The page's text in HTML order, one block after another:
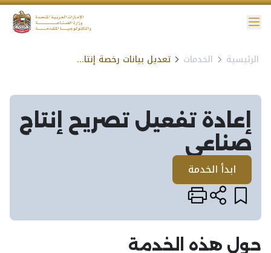
الوصول
الرئيسية الخدمات تعديل بيانات رخصة إنتاج صناعي
إعادة تفعيل تصريح إنتاج
صناعي​
ابدأ الخدمة
حول هذه الخدمة